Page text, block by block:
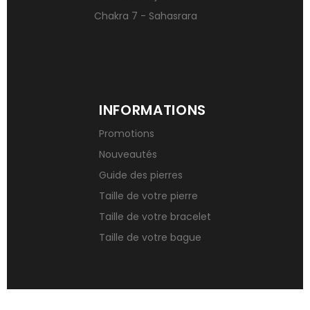
Chakra 7 - Sahasrara
INFORMATIONS
Promotions
Nouveautés
Guide des pierres
Taille de votre pierre
Taille de votre bracelet
Taille de votre bague